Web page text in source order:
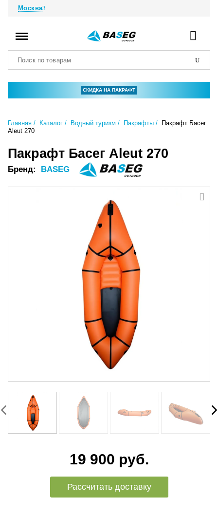
Москва
СКИДКА НА ПАКРАФТ
Главная Каталог Водный туризм Пакрафты
Пакрафт Басег
Aleut 270
Пакрафт Басег Aleut 270
Бренд: BASEG
19 900 руб.
Рассчитать доставку